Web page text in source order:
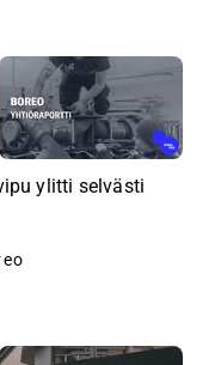
ylitti selvästi